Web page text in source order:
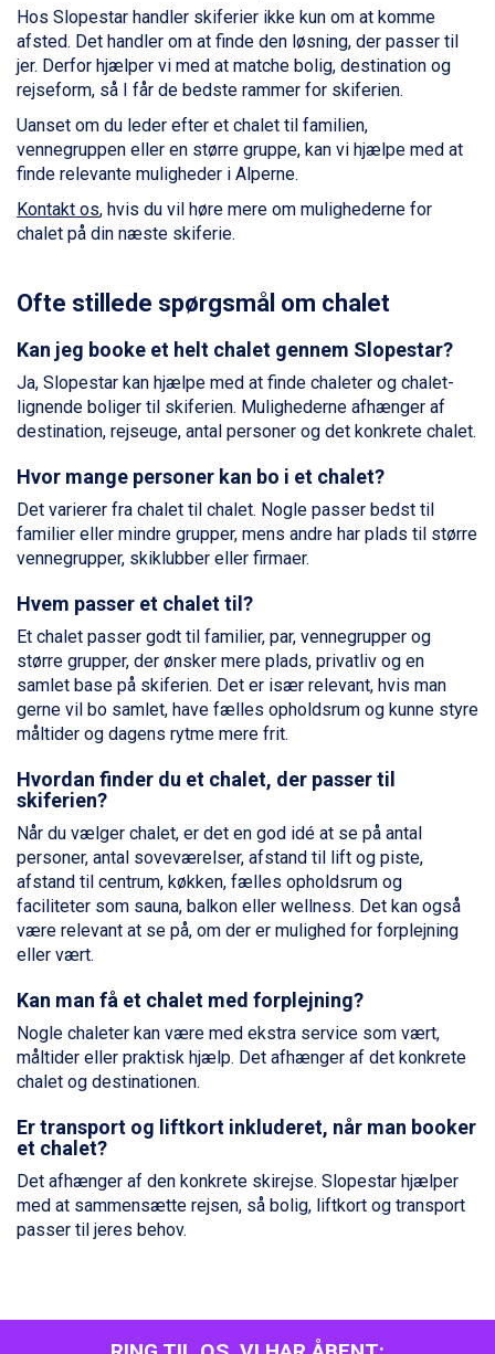
Sölden fra DKK 8.445
Champoluc fra DKK 3.795
Sestriere fra DKK 4.395
Wagrain fra DKK 4.645
Fieberbrunn fra DKK 6.145
St. Anton fra DKK 7.245
Zell am See fra DKK 4.095
Livigno fra DKK 4.145
Canazei fra DKK 4.745
Alleghe fra DKK 5.595
Arabba fra DKK 7.045
La Thuile fra DKK 4.595
Val Thorens fra DKK 5.395
Cervinia fra DKK 5.295
Passo Tonale fra DKK 3.795
Saalbach fra DKK 5.945
Sölden fra DKK 8.445
Champoluc fra DKK 3.795
Sestriere fra DKK 4.395
Wagrain fra DKK 4.645
Ischgl fra DKK 7.095
Fieberbrunn fra DKK 6.145
St. Anton fra DKK 7.245
Zell am See fra DKK 4.095
Livigno fra DKK 4.145
Canazei fra DKK 4.745
Sauze dOulx fra DKK 4.045
Alleghe fra DKK 5.595
Bad Gastein fra DKK 4.195
Arabba fra DKK 7.045
La Thuile fra DKK 4.595
Val Thorens fra DKK 5.395
Cervinia fra DKK 5.295
Bad Hofgastein fra DKK 5.495
Saalbach fra DKK 5.945
Sölden fra DKK 8.445
Champoluc fra DKK 3.795
Sestriere fra DKK 4.395
Ischgl fra DKK 7.095
Fieberbrunn fra DKK 6.145
St. Anton fra DKK 7.245
Zell am See fra DKK 4.095
Livigno fra DKK 4.145
Alleghe fra DKK 5.595
Bad Gastein fra DKK 4.195
Hos Slopestar handler skiferier ikke kun om at komme
afsted. Det handler om at finde den løsning, der passer til
jer. Derfor hjælper vi med at matche bolig, destination og
rejseform, så I får de bedste rammer for skiferien.
Uanset om du leder efter et chalet til familien,
vennegruppen eller en større gruppe, kan vi hjælpe med at
finde relevante muligheder i Alperne.
Kontakt os, hvis du vil høre mere om mulighederne for
chalet på din næste skiferie.
Ofte stillede spørgsmål om chalet
Kan jeg booke et helt chalet gennem Slopestar?
Ja, Slopestar kan hjælpe med at finde chaleter og chalet-
lignende boliger til skiferien. Mulighederne afhænger af
destination, rejseuge, antal personer og det konkrete chalet.
Hvor mange personer kan bo i et chalet?
Det varierer fra chalet til chalet. Nogle passer bedst til
familier eller mindre grupper, mens andre har plads til større
vennegrupper, skiklubber eller firmaer.
Hvem passer et chalet til?
Et chalet passer godt til familier, par, vennegrupper og
større grupper, der ønsker mere plads, privatliv og en
samlet base på skiferien. Det er især relevant, hvis man
gerne vil bo samlet, have fælles opholdsrum og kunne styre
måltider og dagens rytme mere frit.
Hvordan finder du et chalet, der passer til
skiferien?
Når du vælger chalet, er det en god idé at se på antal
personer, antal soveværelser, afstand til lift og piste,
afstand til centrum, køkken, fælles opholdsrum og
faciliteter som sauna, balkon eller wellness. Det kan også
være relevant at se på, om der er mulighed for forplejning
eller vært.
Kan man få et chalet med forplejning?
Nogle chaleter kan være med ekstra service som vært,
måltider eller praktisk hjælp. Det afhænger af det konkrete
chalet og destinationen.
Er transport og liftkort inkluderet, når man booker
et chalet?
Det afhænger af den konkrete skirejse. Slopestar hjælper
med at sammensætte rejsen, så bolig, liftkort og transport
passer til jeres behov.